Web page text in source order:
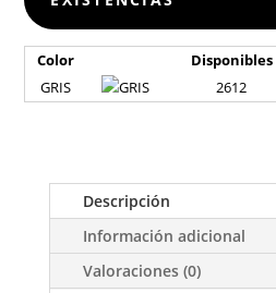
Color Disponibles
GRIS
2612
Descripción
Información adicional
Valoraciones (0)